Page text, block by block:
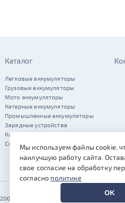
Каталог
Легковые аккумуляторы
Грузовые аккумуляторы
Мото аккумуляторы
Катерные аккумуляторы
Промышленные аккумуляторы
Зарядные устройства
Клеммы
Сопутствующие автотовары
2002–2026 © Автомотив
Мы используем файлы cookie,
наилучшую работу сайта.
свое согласие на обработку
согласно политике
OK